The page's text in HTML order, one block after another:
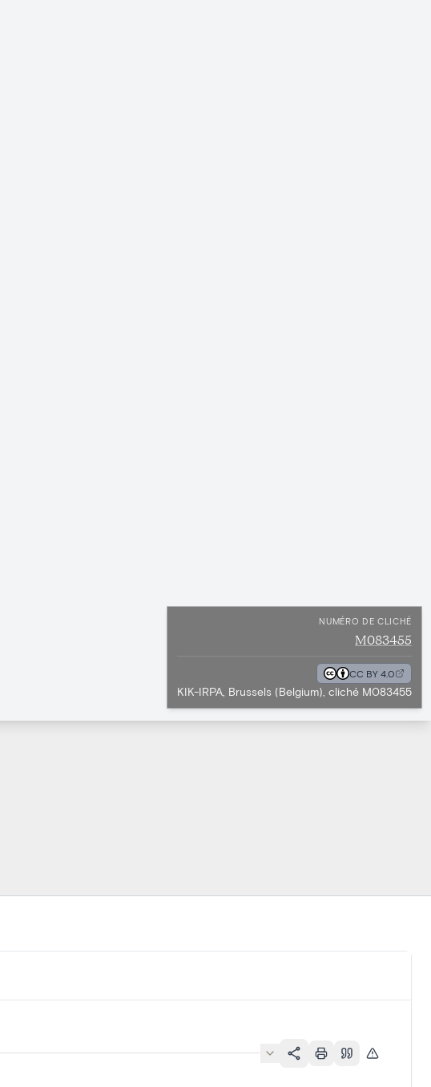
NUMÉRO DE CLICHÉ
M083455
CC BY 4.0
KIK-IRPA, Brussels (Belgium), cliché M083455